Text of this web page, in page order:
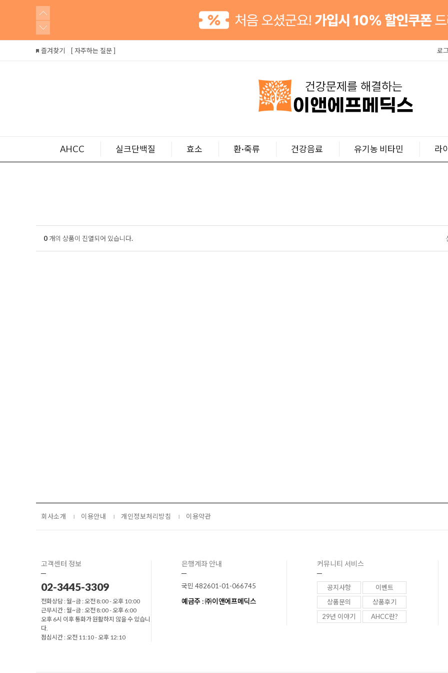
즐겨찾기 [ 자주하는 질문 ] 로
AHCC 실크단백질 효소 환·죽류 건강음료 유기농 비타민 라
0 개의 상품이 진열되어 있습니다.
회사소개 이용안내 개인정보처리방침 이용약관
고객센터 정보
02-3445-3309
전화상담 : 월~금 : 오전 8:00 - 오후 10:00
근무시간 : 월~금 : 오전 8:00 - 오후 6:00
오후 6시 이후 통화가 원활하지 않을 수 있습니
다.
점심시간 : 오전 11:10 - 오후 12:10
은행계좌 안내
국민 482601-01-066745
예금주 : ㈜이앤에프메딕스
커뮤니티 서비스
공지사항
이벤트
상품문의
상품후기
29년 이야기
AHCC란?